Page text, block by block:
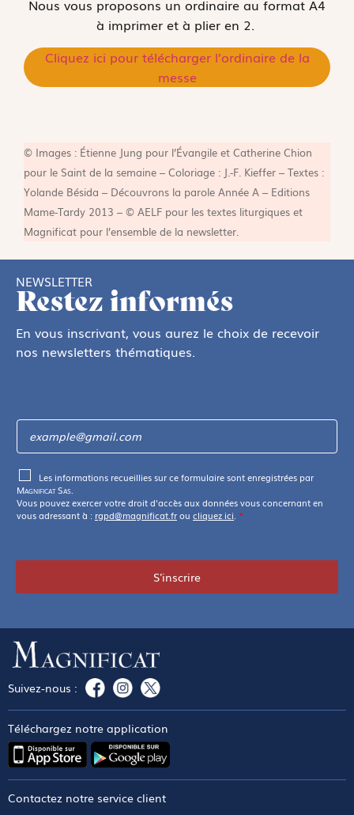
Nous vous proposons un ordinaire au format A4
à imprimer et à plier en 2.
Cliquez ici pour télécharger l’ordinaire de la
messe
© Images : Étienne Jung pour l’Évangile et Catherine Chion
pour le Saint de la semaine – Coloriage : J.-F. Kieffer – Textes :
Yolande Bésida – Découvrons la parole Année A – Editions
Mame-Tardy 2013 – © AELF pour les textes liturgiques et
Magnificat pour l’ensemble de la newsletter.
NEWSLETTER
Restez informés
En vous inscrivant, vous aurez le choix de recevoir
nos newsletters thématiques.
Les informations recueillies sur ce formulaire sont enregistrées par
Magnificat Sas
Vous pouvez exercer votre droit d'accès aux données vous concernant en
vous adressant à : rgpd@magnificat.frou cliquez ici *
S'inscrire
Suivez-nous :
Téléchargez notre application
Contactez notre service client